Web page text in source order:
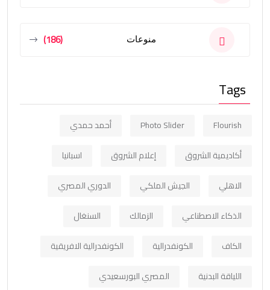
منوعات (186)
Tags
Flourish
Photo Slider
أحمد حمدي
أكاديمية الشروق
إعلام الشروق
اسبانيا
الاهلي
الجيش الملكي
الدوري المصري
الذكاء الاصطناعي
الزمالك
السنغال
الكاف
الكونفدرالية
الكونفدرالية الافريقية
اللياقة البدنية
المصري البورسعيدي